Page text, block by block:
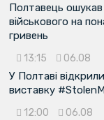
Полтавець ошукав
військового на
гривень
13:15 06.08
У Полтаві
виставку
12:00 06.08